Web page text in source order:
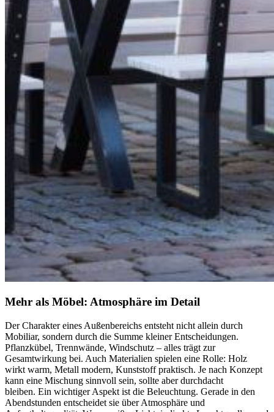
Mehr als Möbel: Atmosphäre im Detail
Der Charakter eines Außenbereichs entsteht nicht allein durch
Mobiliar, sondern durch die Summe kleiner Entscheidungen.
Pflanzkübel, Trennwände, Windschutz – alles trägt zur
Gesamtwirkung bei. Auch Materialien spielen eine Rolle: Holz
wirkt warm, Metall modern, Kunststoff praktisch. Je nach Konzept
kann eine Mischung sinnvoll sein, sollte aber durchdacht
bleiben. Ein wichtiger Aspekt ist die Beleuchtung. Gerade in den
Abendstunden entscheidet sie über Atmosphäre und